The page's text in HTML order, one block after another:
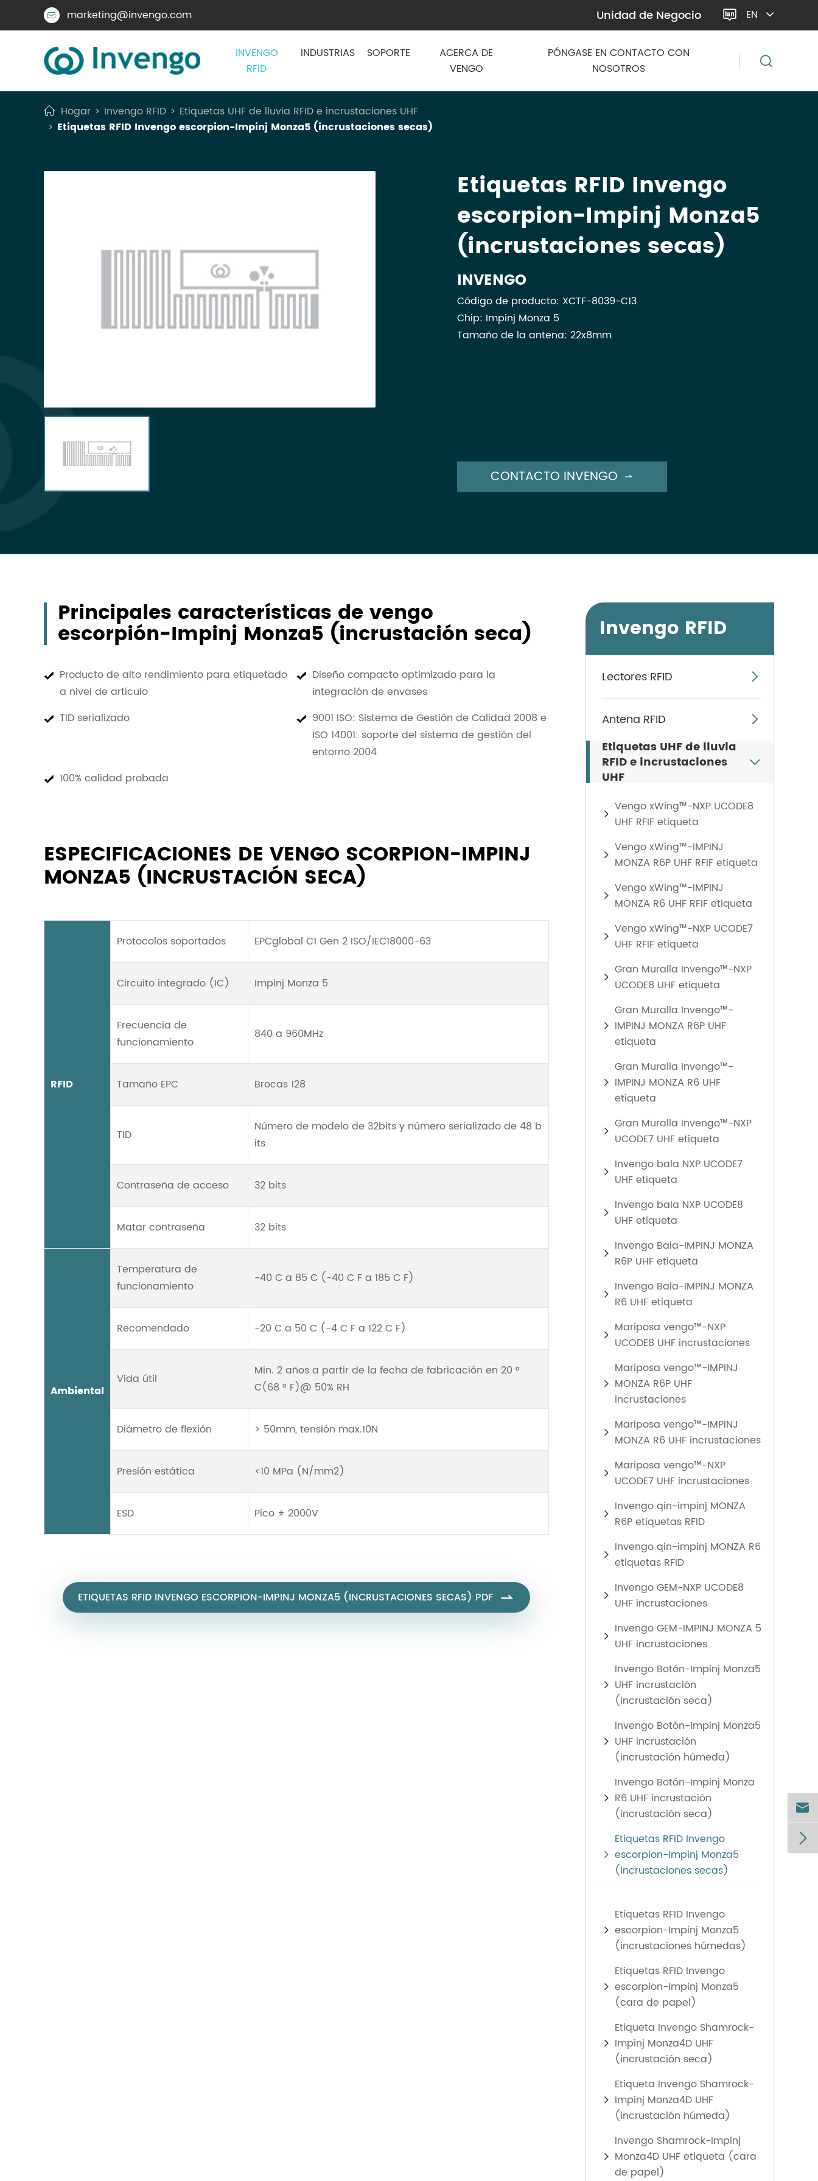
 marketing@invengo.com Unidad de Negocio  EN
INVENGO
RFID
INDUSTRIAS SOPORTE
ACERCA DE
VENGO
PÓNGASE EN CONTACTO CON
NOSOTROS
Hogar Invengo RFID
Etiquetas UHF de lluvia RFID e incrustaciones UHF
Etiquetas RFID Invengo escorpion-Impinj Monza5 (incrustaciones secas)
Etiquetas RFID Invengo
escorpion-Impinj Monza5
(incrustaciones secas)
INVENGO
Código de producto: XCTF-8039-C13
Chip: Impinj Monza 5
Tamaño de la antena: 22x8mm
CONTACTO INVENGO 
Principales características de vengo
escorpión-Impinj Monza5 (incrustación seca)
Producto de alto rendimiento para etiquetado
a nivel de artículo
Diseño compacto optimizado para la
integración de envases
TID serializado
9001 ISO: Sistema de Gestión de Calidad 2008 e
ISO 14001: soporte del sistema de gestión del
entorno 2004
100% calidad probada
ESPECIFICACIONES DE VENGO SCORPION-IMPINJ
MONZA5 (INCRUSTACIÓN SECA)
RFID
Protocolos soportados EPCglobal C1 Gen 2 ISO/IEC18000-63
Circuito integrado (IC) Impinj Monza 5
Frecuencia de
funcionamiento
840 a 960MHz
Tamaño EPC Brocas 128
TID
Número de modelo de 32bits y número serializado de 48 b
its
Contraseña de acceso 32 bits
Matar contraseña 32 bits
Ambiental
Temperatura de
funcionamiento
-40 C a 85 C (-40 C F a 185 C F)
Recomendado -20 C a 50 C (-4 C F a 122 C F)
Vida útil
Min. 2 años a partir de la fecha de fabricación en 20 °
C(68 ° F)@ 50% RH
Diámetro de flexión > 50mm, tensión max.10N
Presión estática <10 MPa (N/mm2)
ESD Pico ± 2000V
ETIQUETAS RFID INVENGO ESCORPION-IMPINJ MONZA5 (INCRUSTACIONES SECAS) PDF 
Invengo RFID
Lectores RFID 
Antena RFID 
Etiquetas UHF de lluvia
RFID e incrustaciones
UHF

Vengo xWing™-NXP UCODE8
UHF RFIF etiqueta
Vengo xWing™-IMPINJ
MONZA R6P UHF RFIF etiqueta
Vengo xWing™-IMPINJ
MONZA R6 UHF RFIF etiqueta
Vengo xWing™-NXP UCODE7
UHF RFIF etiqueta
Gran Muralla Invengo™-NXP
UCODE8 UHF etiqueta
Gran Muralla Invengo™-
IMPINJ MONZA R6P UHF
etiqueta
Gran Muralla Invengo™-
IMPINJ MONZA R6 UHF
etiqueta
Gran Muralla Invengo™-NXP
UCODE7 UHF etiqueta
Invengo bala NXP UCODE7
UHF etiqueta
Invengo bala NXP UCODE8
UHF etiqueta
Invengo Bala-IMPINJ MONZA
R6P UHF etiqueta
Invengo Bala-IMPINJ MONZA
R6 UHF etiqueta
Mariposa vengo™-NXP
UCODE8 UHF incrustaciones
Mariposa vengo™-IMPINJ
MONZA R6P UHF
incrustaciones
Mariposa vengo™-IMPINJ
MONZA R6 UHF incrustaciones
Mariposa vengo™-NXP
UCODE7 UHF incrustaciones
Invengo qin-impinj MONZA
R6P etiquetas RFID
Invengo qin-impinj MONZA R6
etiquetas RFID
Invengo GEM-NXP UCODE8
UHF incrustaciones
Invengo GEM-IMPINJ MONZA 5
UHF incrustaciones
Invengo Botón-Impinj Monza5
UHF incrustación
(incrustación seca)
Invengo Botón-Impinj Monza5
UHF incrustación
(incrustación húmeda)
Invengo Botón-Impinj Monza
R6 UHF incrustación
(incrustación seca)
Etiquetas RFID Invengo
escorpion-Impinj Monza5
(incrustaciones secas)
Etiquetas RFID Invengo
escorpion-Impinj Monza5
(incrustaciones húmedas)
Etiquetas RFID Invengo
escorpion-Impinj Monza5
(cara de papel)
Etiqueta Invengo Shamrock-
Impinj Monza4D UHF
(incrustación seca)
Etiqueta Invengo Shamrock-
Impinj Monza4D UHF
(incrustación húmeda)
Invengo Shamrock-Impinj
Monza4D UHF etiqueta (cara
de papel)

